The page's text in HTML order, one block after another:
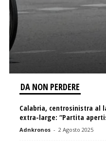
DA NON PERDERE
Calabria, centrosinistra al
extra-large: “Partita
Adnkronos - 2 Agosto 2025